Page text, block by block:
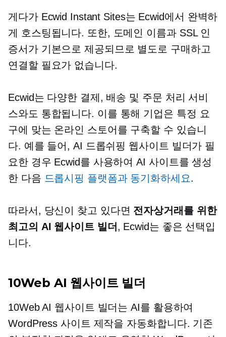
게다가 Ecwid Instant Sites는 Ecwid에서 완벽하
게 호스팅됩니다. 또한, 도메인 이름과 SSL 인
증서가 기본으로 제공되므로 별도로 구매하고
연결할 필요가 없습니다.
Ecwid는 다양한 결제, 배송 및 주문 처리 서비
스와도 통합됩니다. 이를 통해 기업은 특정 요
구에 맞는 온라인 스토어를 구축할 수 있습니
다. 예를 들어, AI 드롭쉬핑 웹사이트 빌더가 필
요한 경우 Ecwid를 사용하여 AI 사이트를 생성
한 다음 드롭시핑 플랫폼과 동기화하세요.
따라서, 당신이 찾고 있다면 전자상거래를 위한
최고의 AI 웹사이트 빌더, Ecwid는 좋은 선택입
니다.
10Web AI 웹사이트 빌더
10Web AI 웹사이트 빌더는 AI를 활용하여
WordPress 사이트 제작을 자동화합니다. 기존